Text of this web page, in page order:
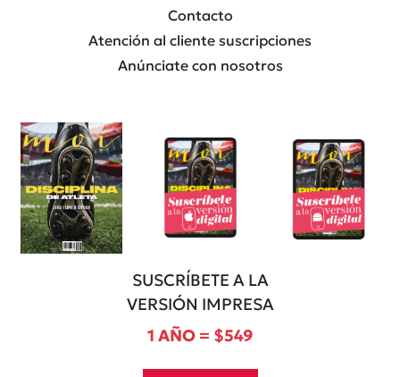
Contacto
Atención al cliente suscripciones
Anúnciate con nosotros
SUSCRÍBETE A LA
VERSIÓN IMPRESA
1 AÑO = $549